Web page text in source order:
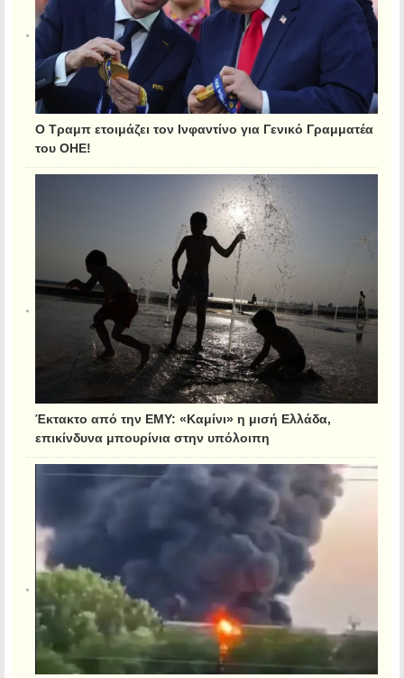
Ο Τραμπ ετοιμάζει τον Ινφαντίνο για Γενικό Γραμματέα
του ΟΗΕ!
Έκτακτο από την ΕΜΥ: «Καμίνι» η μισή Ελλάδα,
επικίνδυνα μπουρίνια στην υπόλοιπη